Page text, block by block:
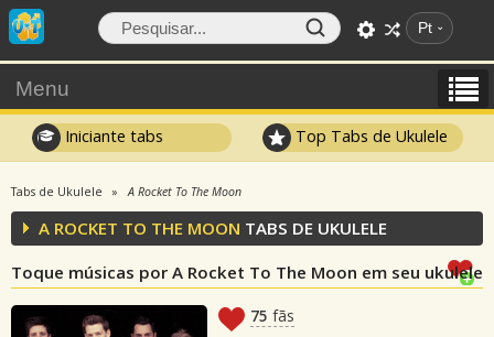
Pt
Menu
Iniciante tabs Top Tabs de Ukulele
Tabs de Ukulele A Rocket To The Moon
A ROCKET TO THE MOON TABS DE UKULELE
Toque músicas por A Rocket To The Moon em seu ukulele
75 fãs